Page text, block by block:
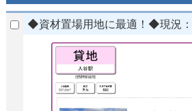
◆資材置場用地に最適！◆現況